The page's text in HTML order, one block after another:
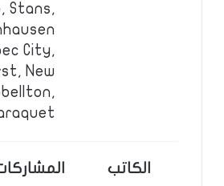
Stans,
City,
New
الكاتب